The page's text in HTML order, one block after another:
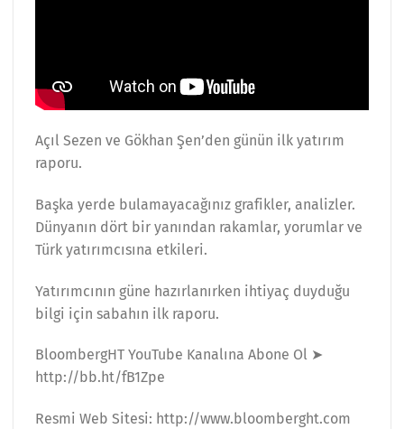
Açıl Sezen ve Gökhan Şen’den günün ilk yatırım
raporu.
Başka yerde bulamayacağınız grafikler, analizler.
Dünyanın dört bir yanından rakamlar, yorumlar ve
Türk yatırımcısına etkileri.
Yatırımcının güne hazırlanırken ihtiyaç duyduğu
bilgi için sabahın ilk raporu.
BloombergHT YouTube Kanalına Abone Ol ➤
http://bb.ht/fB1Zpe
Resmi Web Sitesi: http://www.bloomberght.com